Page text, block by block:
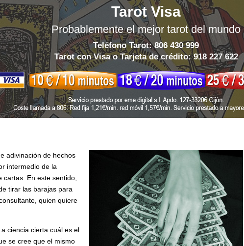
Tarot Visa
Probablemente el mejor tarot del mundo
Teléfono Tarot: 806 430 999
Tarot con Visa o Tarjeta de crédito:918 227 622
adivinación de hechos
intermedio de la
En este sentido,
tirar las barajas para
quien quiere
ciencia cierta cuál es el
se cree que el mismo